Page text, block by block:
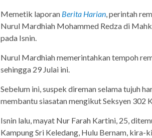
Memetik laporan Berita Harian, perintah
Nurul Mardhiah Mohammed Redza di
pada Isnin.
Nurul Mardhiah memerintahkan tempoh
sehingga 29 Julai ini.
Sebelum ini, suspek direman selama tujuh
membantu siasatan mengikut Seksyen 302
Isnin lalu, mayat Nur Farah Kartini, 25,
Kampung Sri Keledang, Hulu Bernam, kira-